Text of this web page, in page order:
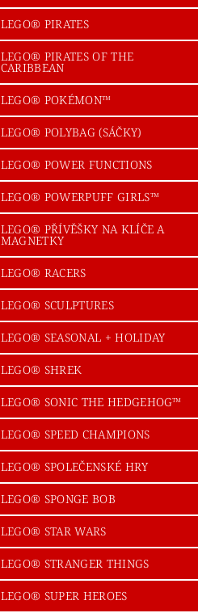
LEGO® PIRATES
LEGO® PIRATES OF THE
CARIBBEAN
LEGO® POKÉMON™
LEGO® POLYBAG (SÁČKY)
LEGO® POWER FUNCTIONS
LEGO® POWERPUFF GIRLS™
LEGO® PŘÍVĚŠKY NA KLÍČE A
MAGNETKY
LEGO® RACERS
LEGO® SCULPTURES
LEGO® SEASONAL + HOLIDAY
LEGO® SHREK
LEGO® SONIC THE HEDGEHOG™
LEGO® SPEED CHAMPIONS
LEGO® SPOLEČENSKÉ HRY
LEGO® SPONGE BOB
LEGO® STAR WARS
LEGO® STRANGER THINGS
LEGO® SUPER HEROES